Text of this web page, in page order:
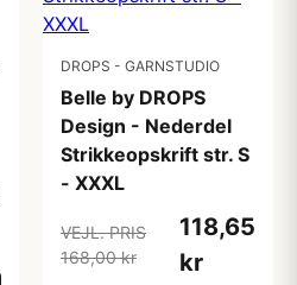
DROPS - GARNSTUDIO
Belle by DROPS
Design - Nederdel
Strikkeopskrift str. S
- XXXL
VEJL. PRIS
168,00 kr
118,65
kr